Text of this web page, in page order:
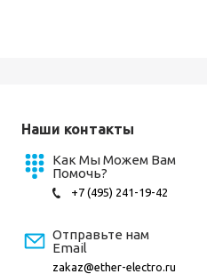
Наши контакты
Как Мы Можем Вам
Помочь?
+7 (495) 241-19-42
Отправьте нам
Email
zakaz@ether-electro.ru